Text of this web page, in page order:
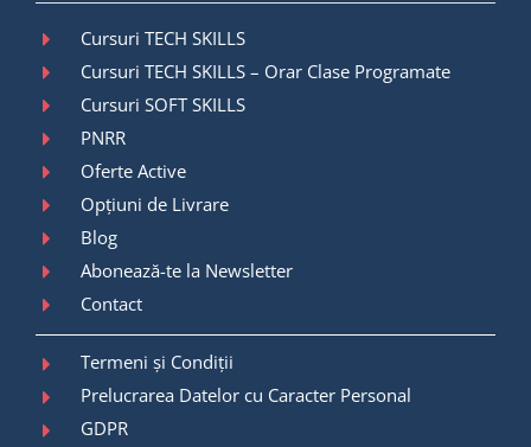
Cursuri TECH SKILLS
Cursuri TECH SKILLS – Orar Clase Programate
Cursuri SOFT SKILLS
PNRR
Oferte Active
Opțiuni de Livrare
Blog
Abonează-te la Newsletter
Contact
Termeni și Condiții
Prelucrarea Datelor cu Caracter Personal
GDPR